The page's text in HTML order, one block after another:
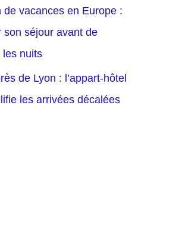
de vacances en Europe :
son séjour avant de
les nuits
de Lyon : l’appart-hôtel
les arrivées décalées